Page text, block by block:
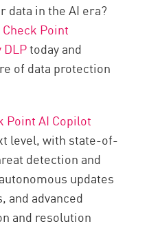
data in the AI era?
Check Point
today and
of data protection
Point AI Copilot
level, with state-of-
detection and
updates
and advanced
and resolution